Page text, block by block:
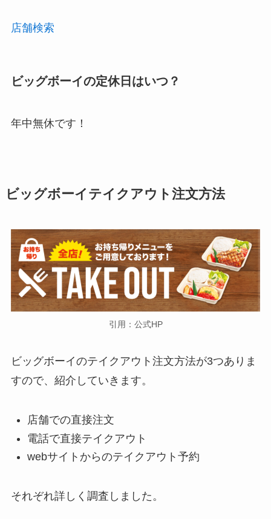
店舗検索
ビッグボーイの定休日はいつ？
年中無休です！
ビッグボーイテイクアウト注文方法
引用：公式HP
ビッグボーイのテイクアウト注文方法が3つありま
すので、紹介していきます。
店舗での直接注文
電話で直接テイクアウト
webサイトからのテイクアウト予約
それぞれ詳しく調査しました。